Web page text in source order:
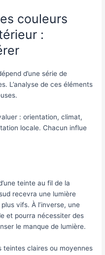
couleurs
:
d’une série de
L’analyse de ces éléments
: orientation, climat,
locale. Chacun influe
teinte au fil de la
recevra une lumière
vifs. À l’inverse, une
et pourra nécessiter des
le manque de lumière.
teintes claires ou moyennes